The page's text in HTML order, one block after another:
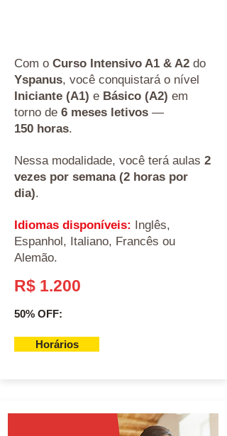
Com o Curso Intensivo A1 & A2 do
Yspanus, você conquistará o nível
Iniciante (A1) e Básico (A2) em
torno de 6 meses letivos —
150 horas.
Nessa modalidade, você terá aulas 2
vezes por semana (2 horas por
dia).
Idiomas disponíveis: Inglês,
Espanhol, Italiano, Francês ou
Alemão.
R$ 1.200
50% OFF:
Horários